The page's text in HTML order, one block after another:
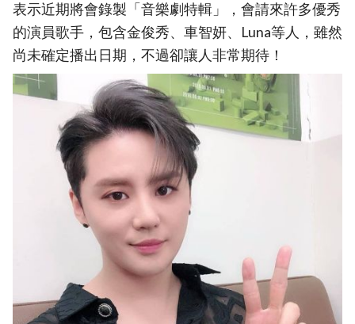
表示近期將會錄製「音樂劇特輯」，會請來許多優秀
的演員歌手，包含金俊秀、車智妍、Luna等人，雖然
尚未確定播出日期，不過卻讓人非常期待！